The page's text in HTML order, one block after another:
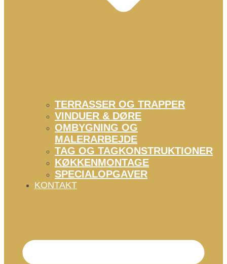
TERRASSER OG TRAPPER
VINDUER & DØRE
OMBYGNING OG
MALERARBEJDE
TAG OG TAGKONSTRUKTIONER
KØKKENMONTAGE
SPECIALOPGAVER
KONTAKT